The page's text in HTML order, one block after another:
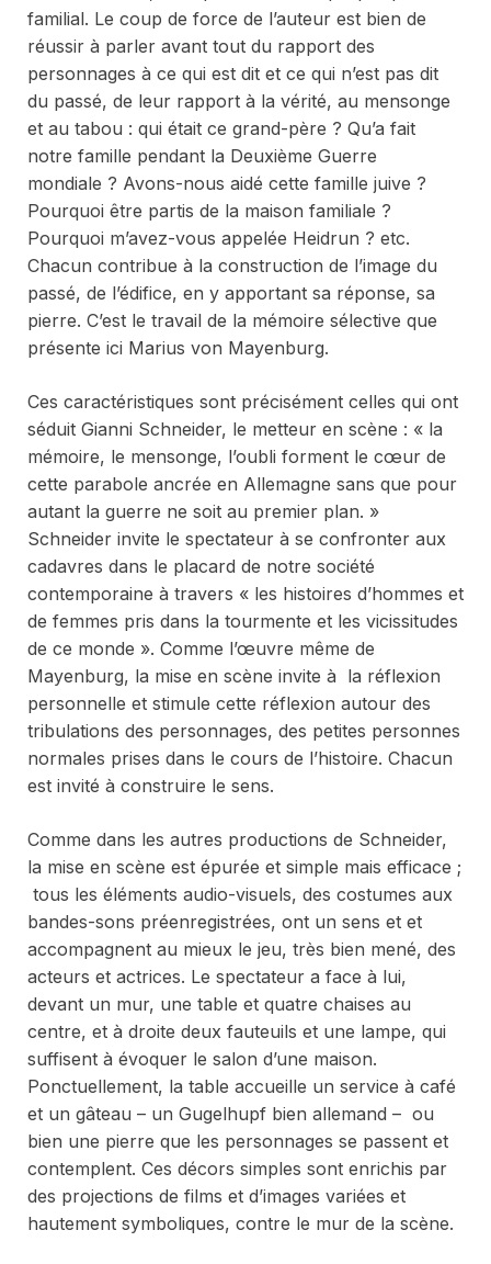
familial. Le coup de force de l’auteur est bien de
réussir à parler avant tout du rapport des
personnages à ce qui est dit et ce qui n’est pas dit
du passé, de leur rapport à la vérité, au mensonge
et au tabou : qui était ce grand-père ? Qu’a fait
notre famille pendant la Deuxième Guerre
mondiale ? Avons-nous aidé cette famille juive ?
Pourquoi être partis de la maison familiale ?
Pourquoi m’avez-vous appelée Heidrun ? etc.
Chacun contribue à la construction de l’image du
passé, de l’édifice, en y apportant sa réponse, sa
pierre. C’est le travail de la mémoire sélective que
présente ici Marius von Mayenburg.
Ces caractéristiques sont précisément celles qui ont
séduit Gianni Schneider, le metteur en scène : « la
mémoire, le mensonge, l’oubli forment le cœur de
cette parabole ancrée en Allemagne sans que pour
autant la guerre ne soit au premier plan. »
Schneider invite le spectateur à se confronter aux
cadavres dans le placard de notre société
contemporaine à travers « les histoires d’hommes et
de femmes pris dans la tourmente et les vicissitudes
de ce monde ». Comme l’œuvre même de
Mayenburg, la mise en scène invite à la réflexion
personnelle et stimule cette réflexion autour des
tribulations des personnages, des petites personnes
normales prises dans le cours de l’histoire. Chacun
est invité à construire le sens.
Comme dans les autres productions de Schneider,
la mise en scène est épurée et simple mais efficace ;
tous les éléments audio-visuels, des costumes aux
bandes-sons préenregistrées, ont un sens et et
accompagnent au mieux le jeu, très bien mené, des
acteurs et actrices. Le spectateur a face à lui,
devant un mur, une table et quatre chaises au
centre, et à droite deux fauteuils et une lampe, qui
suffisent à évoquer le salon d’une maison.
Ponctuellement, la table accueille un service à café
et un gâteau – un Gugelhupf bien allemand – ou
bien une pierre que les personnages se passent et
contemplent. Ces décors simples sont enrichis par
des projections de films et d’images variées et
hautement symboliques, contre le mur de la scène.